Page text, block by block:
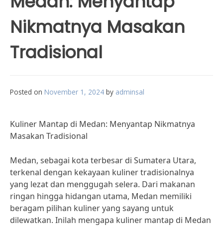
Nikmatnya Masakan
Tradisional
Posted on November 1, 2024 by adminsal
Kuliner Mantap di Medan: Menyantap Nikmatnya
Masakan Tradisional
Medan, sebagai kota terbesar di Sumatera Utara,
terkenal dengan kekayaan kuliner tradisionalnya
yang lezat dan menggugah selera. Dari makanan
ringan hingga hidangan utama, Medan memiliki
beragam pilihan kuliner yang sayang untuk
dilewatkan. Inilah mengapa kuliner mantap di Medan